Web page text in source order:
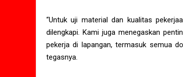
“Untuk uji material dan kualitas
dilengkapi. Kami juga menegaskan
pekerja di lapangan, termasuk semua
tegasnya.